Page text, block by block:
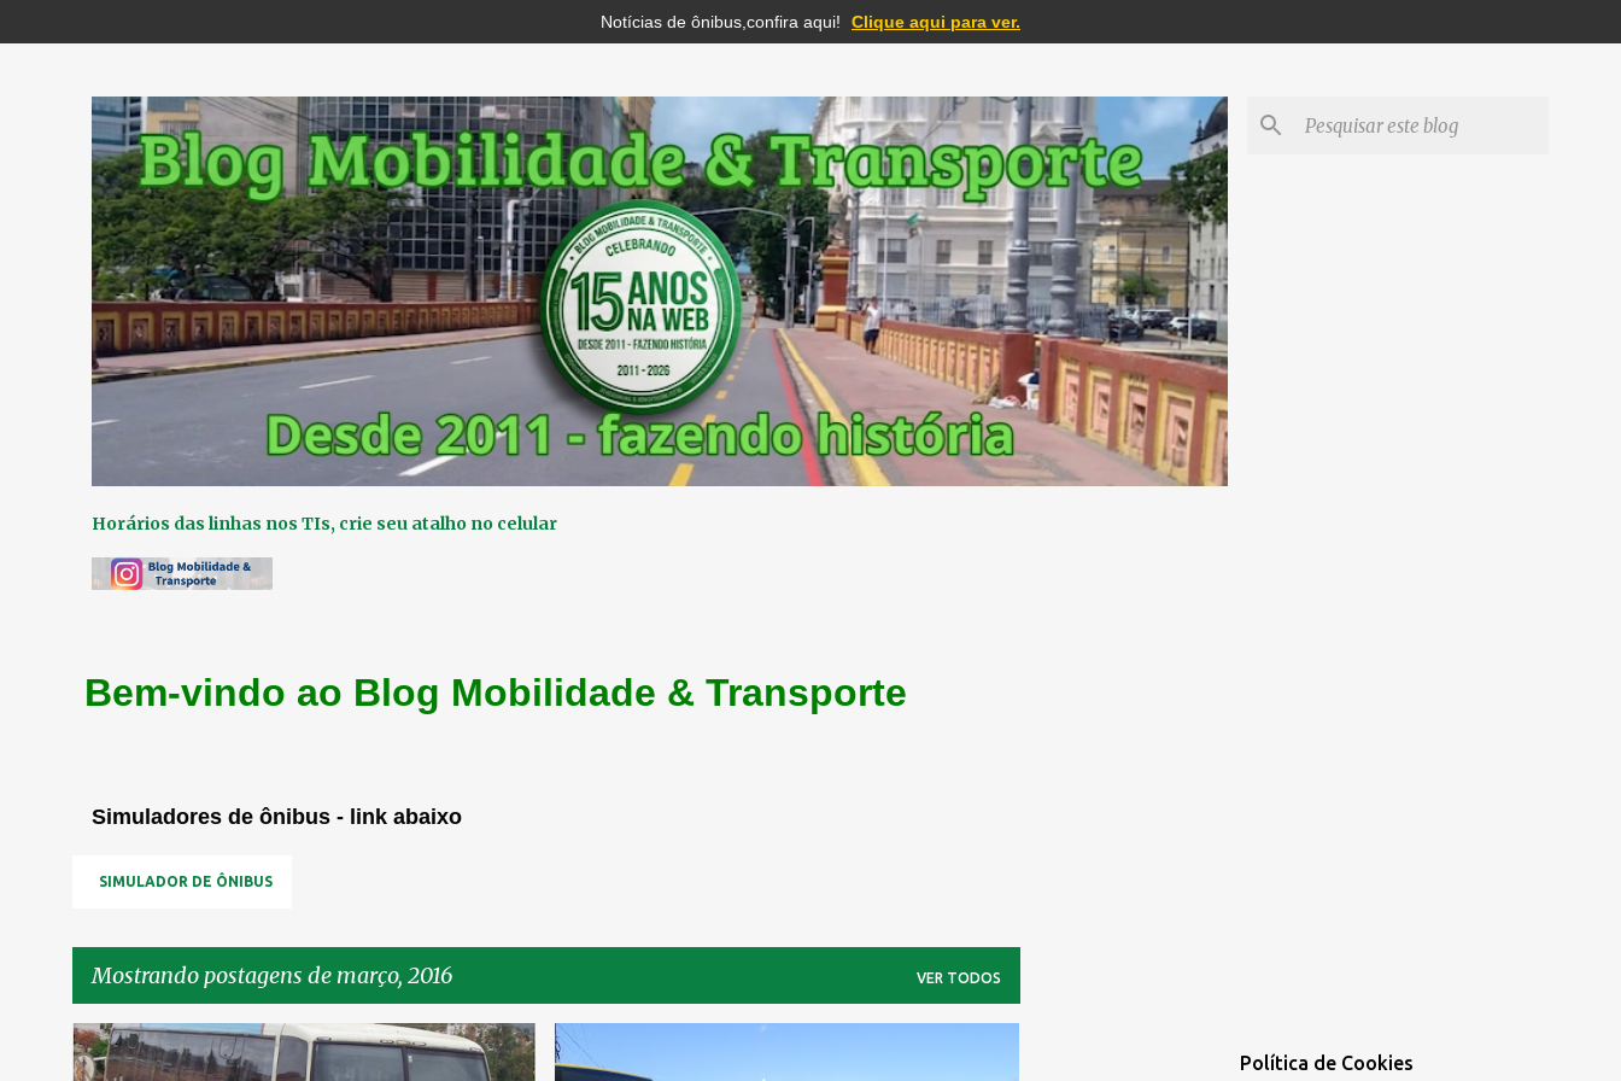
Pular para o conteúdo principal
Horários das linhas nos TIs, crie seu atalho no celular
Notícias de ônibus,confira aqui! Clique aqui para ver.
Bem-vindo ao Blog Mobilidade & Transporte
Simuladores de ônibus - link abaixo
SIMULADOR DE ÔNIBUS
Mostrando postagens de março, 2016 VER TODOS
P
Política de Cookies